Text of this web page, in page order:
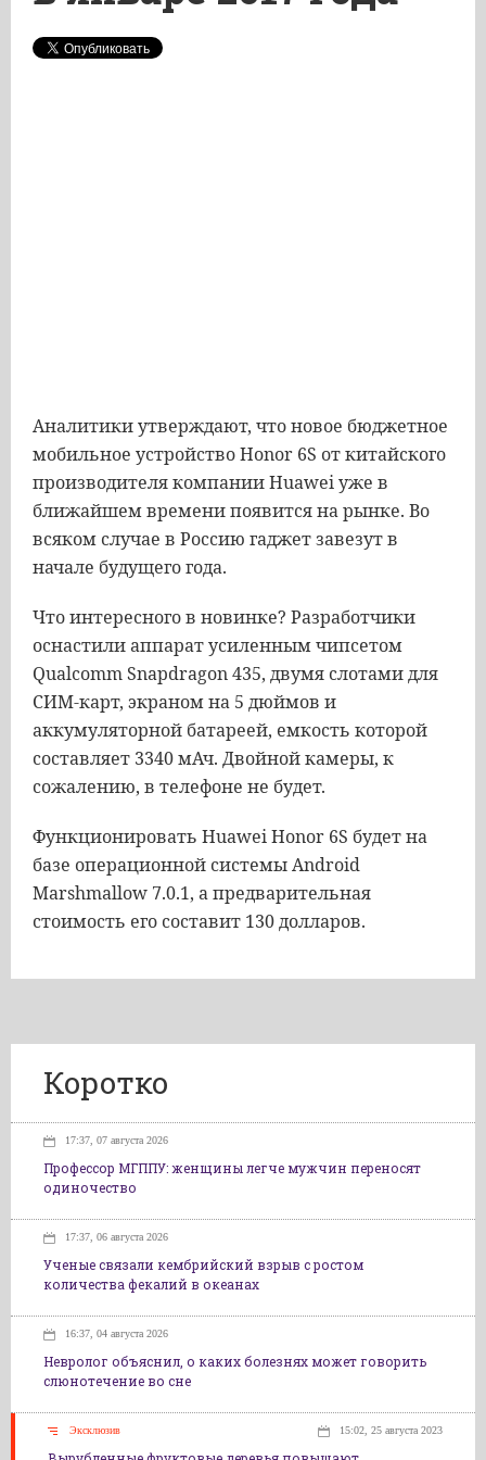
Аналитики утверждают, что новое бюджетное
мобильное устройство Honor 6S от китайского
производителя компании Huawei уже в
ближайшем времени появится на рынке. Во
всяком случае в Россию гаджет завезут в
начале будущего года.
Что интересного в новинке? Разработчики
оснастили аппарат усиленным чипсетом
Qualcomm Snapdragon 435, двумя слотами для
СИМ-карт, экраном на 5 дюймов и
аккумуляторной батареей, емкость которой
составляет 3340 мАч. Двойной камеры, к
сожалению, в телефоне не будет.
Функционировать Huawei Honor 6S будет на
базе операционной системы Android
Marshmallow 7.0.1, а предварительная
стоимость его составит 130 долларов.
Коротко
17:37, 07 августа 2026
Профессор МГППУ: женщины легче мужчин переносят
одиночество
17:37, 06 августа 2026
Ученые связали кембрийский взрыв с ростом
количества фекалий в океанах
16:37, 04 августа 2026
Невролог объяснил, о каких болезнях может говорить
слюнотечение во сне
Эксклюзив 15:02, 25 августа 2023